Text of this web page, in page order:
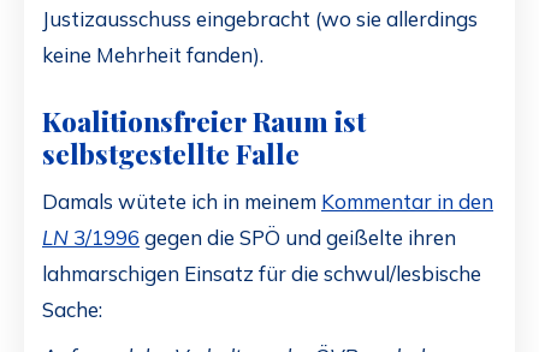
Justizausschuss eingebracht (wo sie allerdings
keine Mehrheit fanden).
Koalitionsfreier Raum ist
selbstgestellte Falle
Damals wütete ich in meinem Kommentar in den
LN 3/1996 gegen die SPÖ und geißelte ihren
lahmarschigen Einsatz für die schwul/lesbische
Sache: